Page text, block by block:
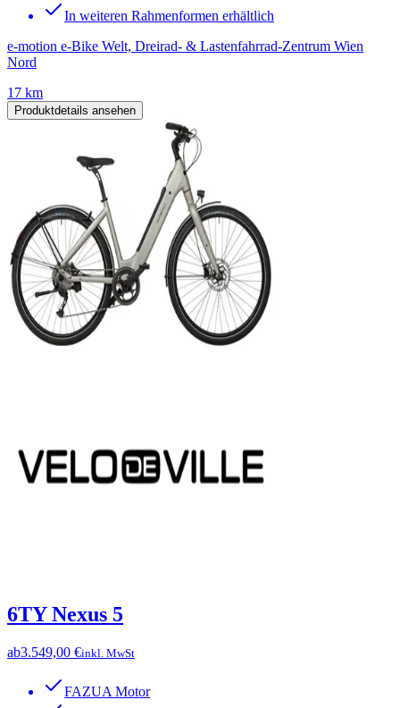
In weiteren Rahmenformen erhältlich
e-motion e-Bike Welt, Dreirad- & Lastenfahrrad-Zentrum Wien
Nord
17 km
Produktdetails ansehen
6TY Nexus 5
ab3.549,00 €inkl. MwSt
FAZUA Motor